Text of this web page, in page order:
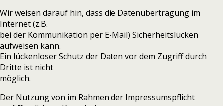
Wir weisen darauf hin, dass die Datenübertragung im
Internet (z.B.
bei der Kommunikation per E-Mail) Sicherheitslücken
aufweisen kann.
Ein lückenloser Schutz der Daten vor dem Zugriff durch
Dritte ist nicht
möglich.
Der Nutzung von im Rahmen der Impressumspflicht